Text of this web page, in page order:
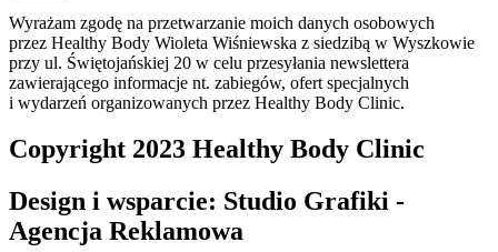
Wyrażam zgodę na przetwarzanie moich danych osobowych
przez Healthy Body Wioleta Wiśniewska z siedzibą w Wyszkowie
przy ul. Świętojańskiej 20 w celu przesyłania newslettera
zawierającego informacje nt. zabiegów, ofert specjalnych
i wydarzeń organizowanych przez Healthy Body Clinic.
Copyright 2023 Healthy Body Clinic
Design i wsparcie: Studio Grafiki -
Agencja Reklamowa